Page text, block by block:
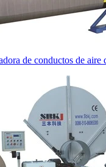
de conductos de aire